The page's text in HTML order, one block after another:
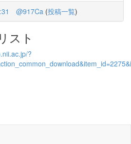
@917Ca (投稿一覧)
スト
?